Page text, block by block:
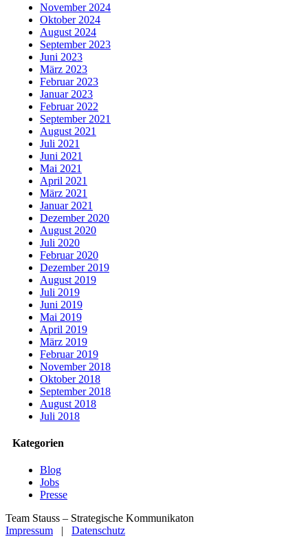
November 2024
Oktober 2024
August 2024
September 2023
Juni 2023
März 2023
Februar 2023
Januar 2023
Februar 2022
September 2021
August 2021
Juli 2021
Juni 2021
Mai 2021
April 2021
März 2021
Januar 2021
Dezember 2020
August 2020
Juli 2020
Februar 2020
Dezember 2019
August 2019
Juli 2019
Juni 2019
Mai 2019
April 2019
März 2019
Februar 2019
November 2018
Oktober 2018
September 2018
August 2018
Juli 2018
Kategorien
Blog
Jobs
Presse
Team Stauss – Strategische Kommunikaton
Impressum | Datenschutz